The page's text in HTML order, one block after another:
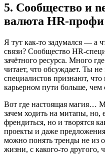
5. Сообщество и
валюта HR-профи
Я тут как-то задумался — а
связи? Сообщество HR-
зачётного ресурса. Много
читает, что обсуждает. Ты
специалистов признают,
карьерном пути больше,
Вот где настоящая магия…
зачем ходить на митапы,
френдиться, но и творятся
проекты и даже
можно понять тренды не из
жизни, с какого-то другого,